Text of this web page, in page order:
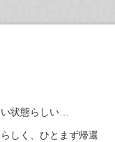
状態らしい…
しく、ひとまず帰還